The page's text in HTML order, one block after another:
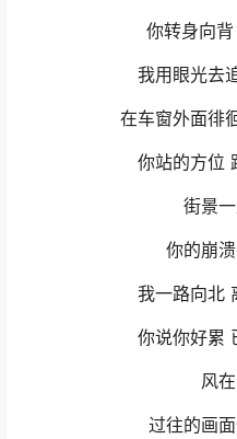
你转身向
我用眼光去
在车窗外面徘
你站的方位
街景
你的崩
我一路向北
你说你好累
风
过往的画